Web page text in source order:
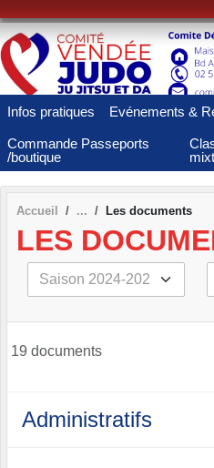
Infos pratiques Evénements &
Commande Passeports
/boutique
Accueil Les documents
LES
19 documents
Administratifs